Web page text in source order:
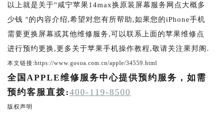
以上就是关于"咸宁苹果14max换原装屏幕服务网点大概多
少钱 "的内容介绍,希望对您有所帮助,如果您的iPhone手机
需要更换屏幕或其他维修服务,可以联系上面的苹果维修点
进行预约更换,更多关于苹果手机操作教程,敬请关注果邦阁.
本文链接:https://www.gosoa.com.cn/apple/34559.html
全国APPLE维修服务中心提供预约服务，如需
预约客服直拨:400-119-8500
版权声明